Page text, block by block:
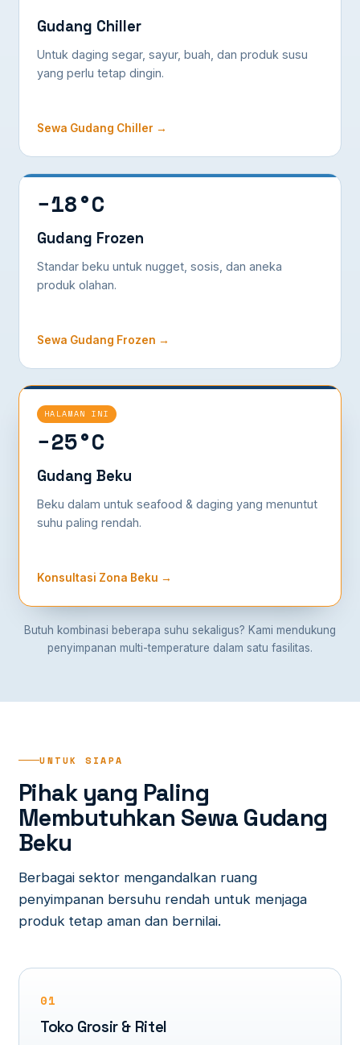
Gudang Chiller
Untuk daging segar, sayur, buah, dan produk susu
yang perlu tetap dingin.
Sewa Gudang Chiller →
−18°C
Gudang Frozen
Standar beku untuk nugget, sosis, dan aneka
produk olahan.
Sewa Gudang Frozen →
HALAMAN INI
−25°C
Gudang Beku
Beku dalam untuk seafood & daging yang menuntut
suhu paling rendah.
Konsultasi Zona Beku →
Butuh kombinasi beberapa suhu sekaligus? Kami mendukung
penyimpanan multi-temperature dalam satu fasilitas.
UNTUK SIAPA
Pihak yang Paling
Membutuhkan Sewa Gudang
Beku
Berbagai sektor mengandalkan ruang
penyimpanan bersuhu rendah untuk menjaga
produk tetap aman dan bernilai.
01
Toko Grosir & Ritel